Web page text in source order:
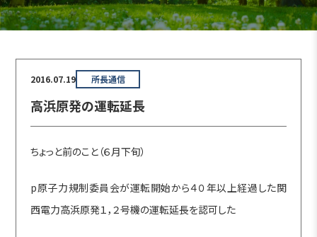
2016.07.19 所長通信
高浜原発の運転延長
ちょっと前のこと（６月下旬）
p原子力規制委員会が運転開始から４０年以上経過した関
西電力高浜原発１，２号機の運転延長を認可した